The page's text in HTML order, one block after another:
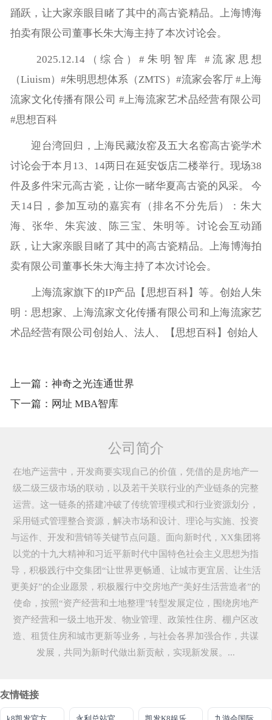
踊跃，让大家亲眼目睹了其中的高古瓷精品。上海博海
拍卖有限公司董事长朱大海主持了本次讨论会。
2025.12.14（综合）#朱明智库 #流家思想
（Liuism）#朱明思想体系（ZMTS）#流家会客厅 #上海
流家文化传播有限公司 #上海流家艺术品经营有限公司
#思想百科
迎台湾回归，上海民藏汝窑及五大名窑高古瓷学术
讨论会于本月13、14两日在延安饭店二楼举行。现场38
件及多件宋元高古瓷，让你一睹华夏高古瓷的风采。 今
天14日，参加互动的嘉宾有（排名不分先后）：朱大
海、张华、朱宾波、陈三宝、朱明等。讨论会互动踊
跃，让大家亲眼目睹了其中的高古瓷精品。上海博海拍
卖有限公司董事长朱大海主持了本次讨论会。
上海流家旗下的IP产品【思想百科】等。创始人朱
明：思想家、上海流家文化传播有限公司和上海流家艺
术品经营有限公司创始人、法人、【思想百科】创始人
上一篇：神奇之光连通世界
下一篇：网址 MBA智库
公司简介
在地产运营中，开发商要实现自己的价值，凭借的是房地产一
级二级三级市场的联动，以及若干关联行业的产业链条的完整
运营。这一链条的搭建冲破了传统管理模式和行业资源划分，
采用链式管理整合资源，解决市场和设计、理论与实施、投资
与运作、开发和营销等关键节点问题。面向新时代，XX集团将
以党的十九大精神和习近平新时代中国特色社会主义思想为指
导，积极践行中交集团“让世界更畅通、让城市更宜居、让生活
更美好”的企业愿景，积极履行中交房地产“美好生活营造者”的
使命，按照“资产经营和土地整理”转型发展定位，围绕房地产
资产经营和一级土地开发、物业管理、政策性住房、棚户区改
造、租赁住房和城市更新等业务，与社会各界加强合作，共谋
发展，共同为新时代做出新贡献，实现新发展。...
友情链接